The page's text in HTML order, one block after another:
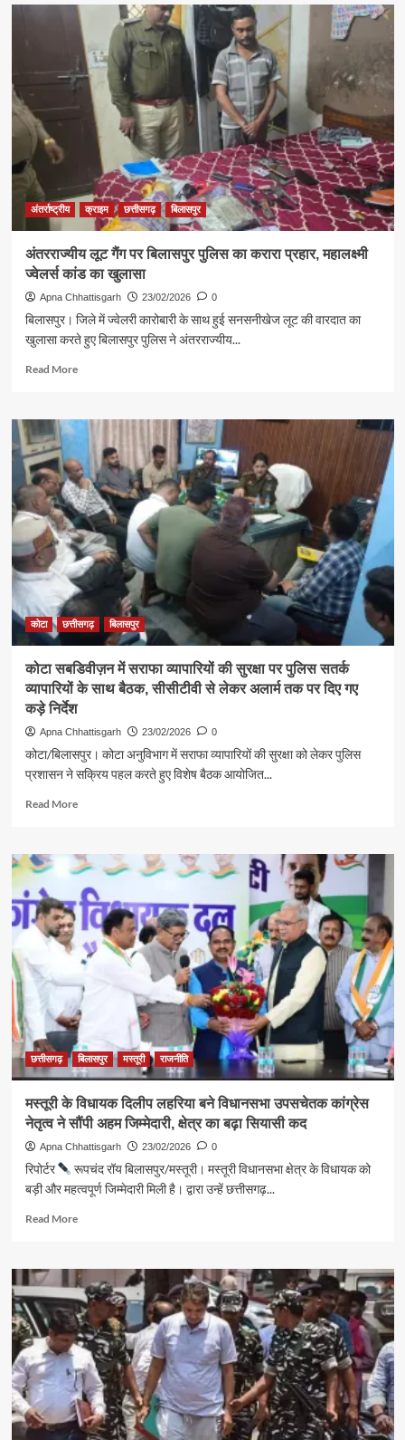
अंतर्राष्ट्रीय क्राइम छत्तीसगढ़ बिलासपुर
अंतरराज्यीय लूट गैंग पर बिलासपुर पुलिस का करारा प्रहार, महालक्ष्मी
ज्वेलर्स कांड का खुलासा
Apna Chhattisgarh 23/02/2026 0
बिलासपुर। जिले में ज्वेलरी कारोबारी के साथ हुई सनसनीखेज लूट की वारदात का
खुलासा करते हुए बिलासपुर पुलिस ने अंतरराज्यीय...
Read MoreRead
अंतरराज्यीय
पर
बिलासपुर
पुलिस
का
करारा
प्रहार,
महालक्ष्मी
ज्वेलर्स
कांड
का
कोटा छत्तीसगढ़ बिलासपुर
कोटा सबडिवीज़न में सराफा व्यापारियों की सुरक्षा पर पुलिस सतर्क
व्यापारियों के साथ बैठक, सीसीटीवी से लेकर अलार्म तक पर दिए गए
कड़े निर्देश
Apna Chhattisgarh 23/02/2026 0
कोटा/बिलासपुर। कोटा अनुविभाग में सराफा व्यापारियों की सुरक्षा को लेकर पुलिस
प्रशासन ने सक्रिय पहल करते हुए विशेष बैठक आयोजित...
Read MoreRead
कोटा
सबडिवीज़न
में
सराफा
व्यापारियों
की
सुरक्षा
पुलिस
सतर्क
व्यापारियों
के
साथ
बैठक,
सीसीटीवी
से
लेकर
अलार्म
तक
दिए
गए
छत्तीसगढ़ बिलासपुर मस्तूरी राजनीति
मस्तूरी के विधायक दिलीप लहरिया बने विधानसभा उपसचेतक कांग्रेस
नेतृत्व ने सौंपी अहम जिम्मेदारी, क्षेत्र का बढ़ा सियासी कद
Apna Chhattisgarh 23/02/2026 0
रिपोर्टर
रूपचंद रॉय बिलासपुर/मस्तूरी। मस्तूरी विधानसभा क्षेत्र के विधायक को
बड़ी और महत्वपूर्ण जिम्मेदारी मिली है। द्वारा उन्हें छत्तीसगढ़...
Read MoreRead
मस्तूरी
के
विधायक
दिलीप
लहरिया
बने
विधानसभा
उपसचेतक
कांग्रेस
नेतृत्व